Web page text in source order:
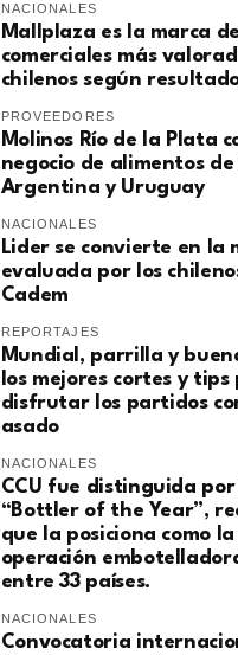
NACIONALES
Mallplaza es la marca
comerciales más
chilenos según
PROVEEDORES
Molinos Río de la Plata
negocio de alimentos de
Argentina y Uruguay
NACIONALES
Lider se convierte en la
evaluada por los
Cadem
REPORTAJES
Mundial, parrilla y
los mejores cortes y tips
disfrutar los partidos
asado
NACIONALES
CCU fue distinguida por
“Bottler of the Year”,
que la posiciona como
operación
entre 33 países.
NACIONALES
Convocatoria